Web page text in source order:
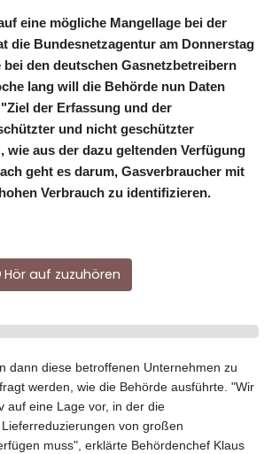
eine mögliche Mangellage bei der
die Bundesnetzagentur am Donnerstag
bei den deutschen Gasnetzbetreibern
lang will die Behörde nun Daten
der Erfassung und der
und nicht geschützter
wie aus der dazu geltenden Verfügung
geht es darum, Gasverbraucher mit
Verbrauch zu identifizieren.
Hör auf zuzuhören
dann diese betroffenen Unternehmen zu
werden, wie die Behörde ausführte. "Wir
auf eine Lage vor, in der die
von großen
muss", erklärte Behördenchef Klaus